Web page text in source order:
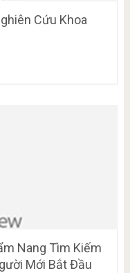
Cứu Khoa
Nang Tìm Kiếm
Mới Bắt Đầu